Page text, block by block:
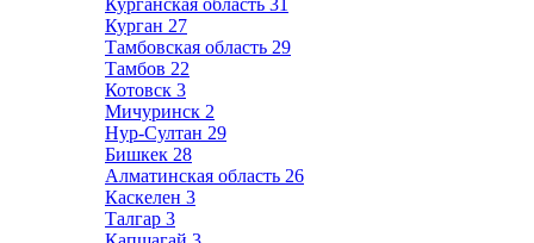
Курганская область 31
Курган 27
Тамбовская область 29
Тамбов 22
Котовск 3
Мичуринск 2
Нур-Султан 29
Бишкек 28
Алматинская область 26
Каскелен 3
Талгар 3